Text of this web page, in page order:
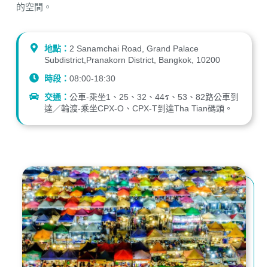
的空間。
地點： 2 Sanamchai Road, Grand Palace
Subdistrict,Pranakorn District, Bangkok, 10200
時段：08:00-18:30
交通：公車-乘坐1、25、32、44ร、53、82路公車到
達／輪渡-乘坐CPX-O、CPX-T到達Tha Tian碼頭。